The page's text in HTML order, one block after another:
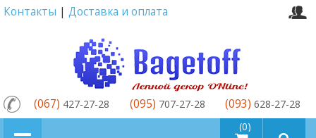
Контакты | Доставка и оплата
товаров (0)
(067) 427-27-28 (095) 707-27-28 (093) 628-27-28